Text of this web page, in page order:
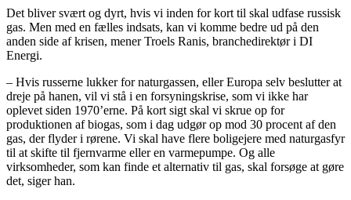
Det bliver svært og dyrt, hvis vi inden for kort til skal udfase russisk
gas. Men med en fælles indsats, kan vi komme bedre ud på den
anden side af krisen, mener Troels Ranis, branchedirektør i DI
Energi.
– Hvis russerne lukker for naturgassen, eller Europa selv beslutter at
dreje på hanen, vil vi stå i en forsyningskrise, som vi ikke har
oplevet siden 1970’erne. På kort sigt skal vi skrue op for
produktionen af biogas, som i dag udgør op mod 30 procent af den
gas, der flyder i rørene. Vi skal have flere boligejere med naturgasfyr
til at skifte til fjernvarme eller en varmepumpe. Og alle
virksomheder, som kan finde et alternativ til gas, skal forsøge at gøre
det, siger han.